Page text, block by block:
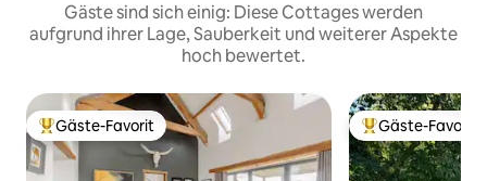
Gäste sind sich einig: Diese Cottages werden
aufgrund ihrer Lage, Sauberkeit und weiterer Aspekte
hoch bewertet.
Beliebter Gäste-Favorit.
Gäste-Favorit Beliebter Gäste-
Gäste-Favorit